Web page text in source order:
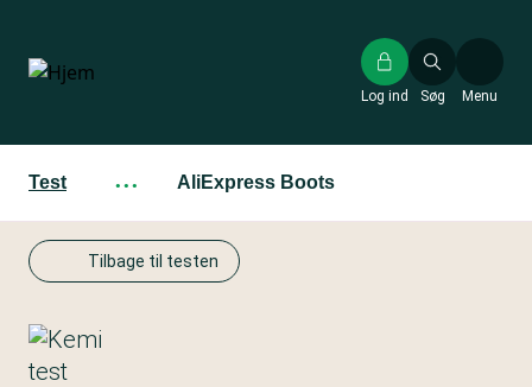
hovedindhold
Søg
Log ind Menu
Test ··· AliExpress Boots
Tilbage til testen